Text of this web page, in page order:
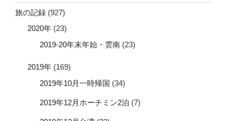
旅の記録 (927)
2020年 (23)
2019-20年末年始・雲南 (23)
2019年 (169)
2019年10月一時帰国 (34)
2019年12月ホーチミン2泊 (7)